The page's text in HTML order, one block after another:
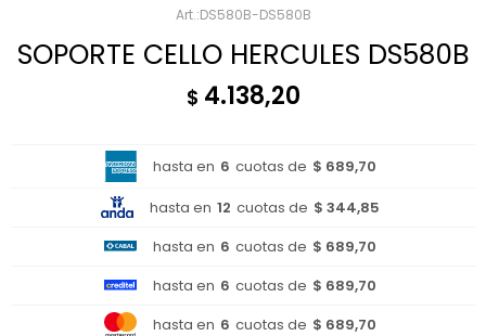
DS580B-DS580B
SOPORTE CELLO HERCULES DS580B
$ 4.138,20
hasta en 6 cuotas de $ 689,70
hasta en 12 cuotas de $ 344,85
hasta en 6 cuotas de $ 689,70
hasta en 6 cuotas de $ 689,70
hasta en 6 cuotas de $ 689,70